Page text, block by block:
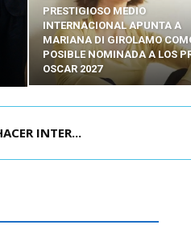
PRESTIGIOSO MEDIO
INTERNACIONAL APUNTA A
MARIANA DI GIROLAMO
POSIBLE NOMINADA A LOS
OSCAR 2027
ESTÁ ENC...